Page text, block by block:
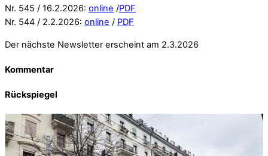
Nr. 545 / 16.2.2026: online /PDF
Nr. 544 / 2.2.2026: online / PDF
Der nächste Newsletter erscheint am 2.3.2026
Kommentar
Rückspiegel